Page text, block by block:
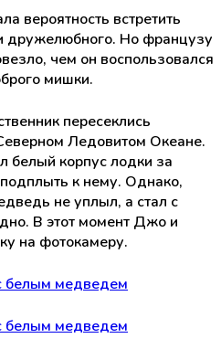
вероятность встретить
дружелюбного. Но французу
чем он воспользовался
мишки.
пересеклись
Ледовитом Океане.
белый корпус лодки за
к нему. Однако,
не уплыл, а стал с
В этот момент Джо и
на фотокамеру.